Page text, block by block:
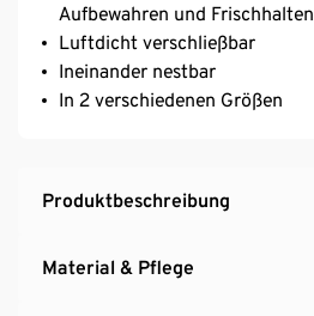
Aufbewahren und Frischhalten
Luftdicht verschließbar
Ineinander nestbar
In 2 verschiedenen Größen
Produktbeschreibung
Material & Pflege